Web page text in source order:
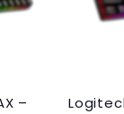
–
2.190,00.
1.465,00.